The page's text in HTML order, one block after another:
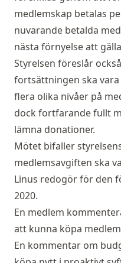
medlemskap betalas
nuvarande betalda
nästa förnyelse att
Styrelsen föreslår
fortsättningen ska vara
flera olika nivåer på
dock fortfarande fullt
lämna donationer.
Mötet bifaller
medlemsavgiften ska
Linus redogör för den
2020.
En medlem
att kunna köpa
En kommentar om